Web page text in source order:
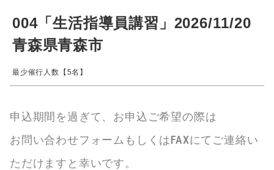
004「生活指導員講習」2026/11/20
青森県青森市
最少催行人数【5名】
申込期間を過ぎて、お申込ご希望の際は
お問い合わせフォームもしくはFAXにてご連絡い
ただけますと幸いです。